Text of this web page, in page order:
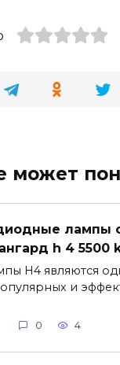
может
лампы
h 4 5500
H4 являются
и
0 4